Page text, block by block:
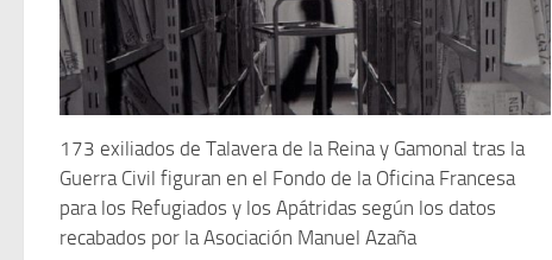
173 exiliados de Talavera de la Reina y Gamonal tras la
Guerra Civil figuran en el Fondo de la Oficina Francesa
para los Refugiados y los Apátridas según los datos
recabados por la Asociación Manuel Azaña